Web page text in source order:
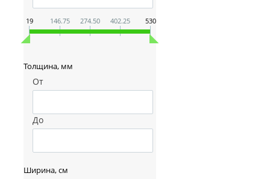
19 146.75 274.50 402.25 530
Толщина, мм
От
До
Ширина, см